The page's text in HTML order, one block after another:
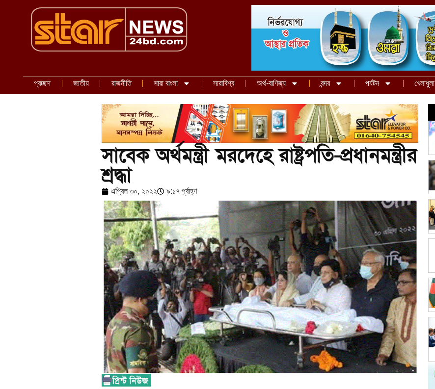
প্রচ্ছদ জাতীয় রাজনীতি সারা বাংলা সারাবিশ্ব অর্থ-বাণিজ্য বন্দর পর্যটন খেলাধুলা
সাবেক অর্থমন্ত্রী মরদেহে রাষ্ট্রপতি-প্রধানমন্ত্রীর
শ্রদ্ধা
এপ্রিল ৩০, ২০২২ ৯:১৭ পূর্বাহ্ণ